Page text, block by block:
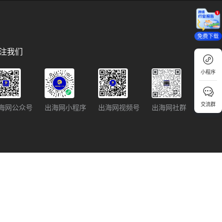
免费下载
小程序
交流群
我们
网公众号 出海网小程序 出海网视频号 出海网社群